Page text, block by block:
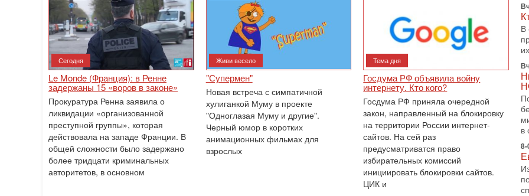
Сегодня
Le Monde (Франция): в Ренне
задержаны 15 «воров в законе»
Прокуратура Ренна заявила о
ликвидации «организованной
преступной группы», которая
действовала на западе Франции. В
общей сложности было задержано
более тридцати криминальных
авторитетов, в основном
Живи весело
"Супермен"
Новая встреча с симпатичной
хулиганкой Муму в проекте
"Одноглазая Муму и другие".
Черный юмор в коротких
анимационных фильмах для
взрослых
Тема дня
Госдума РФ объявила войну
интернету. Кто кого?
Госдума РФ приняла очередной
закон, направленный на блокировку
на территории России интернет-
сайтов. На сей раз
предусматриватся право
избирательных комиссий
инициировать блокировки сайтов.
ЦИК и
В
в
8-